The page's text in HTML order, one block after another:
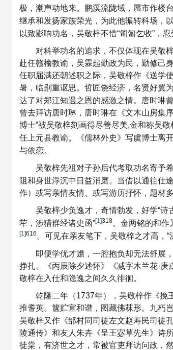
极，潮声动地来。鹏溟流陇域，蜃市作楼
继承和发扬家族荣光，为此他辗转科场，
以致影响功名，吴敬梓不惜“匍匐乞收”，忍
对科举功名的追求，不仅体现在吴敬
赴任赣榆教谕，吴霖起勤政为民，勤修己
任职届满还朝述职之际，吴敬梓作《送学
暑，临别重讴思。哲匠饶经济，名贤好翼
达了对郑江知遇之恩的感激之情。唐时琳
曾去拜访唐时琳，唐时琳在《文木山房集
博士”被吴敬梓刻画得尽善尽美,金和称吴
任上元县教谕。《儒林外史》写虞博士离
与依恋。
吴敬梓先祖对子孙后代考取功名寄予
阻和身世浮沉中日益消磨。当借以通往仕
作）或写亲情友情、或写游历抒怀，题材
吴敬梓少负逸才，奇情勃发，好学“诗
荦，涉猎群经诸史函”[1]318。金两铭的和作
[1]616 。可见在亲友笔下，吴敬梓之才高，
即便学优才赡，一腔抱负却无法舒展
挣扎。《丙辰除夕述怀》《减字木兰花·
敬梓在入仕和隐逸之间久久徘徊。
乾隆二年（1737年），吴敬梓作《挽
推耆英。箧贮宣和谱，图藏佛菻形。九朽
吴敬梓又作《邰村同司徒左文赵寿民司徒
陵通传》和友人朱卉《呈王宓草先生》诗
徒棠，有济世之才，常被官吏拜访问政，